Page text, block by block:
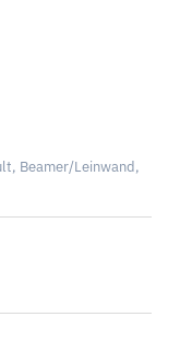
Beamer/Leinwand,